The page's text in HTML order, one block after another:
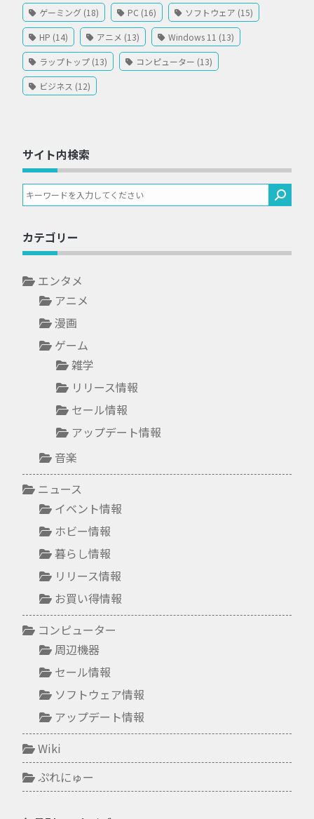
ゲーミング (18) PC (16) ソフトウェア (15)
HP (14) アニメ (13) Windows 11 (13)
ラップトップ (13) コンピューター (13)
ビジネス (12)
サイト内検索
カテゴリー
エンタメ
アニメ
漫画
ゲーム
雑学
リリース情報
セール情報
アップデート情報
音楽
ニュース
イベント情報
ホビー情報
暮らし情報
リリース情報
お買い得情報
コンピューター
周辺機器
セール情報
ソフトウェア情報
アップデート情報
Wiki
ぷれにゅー